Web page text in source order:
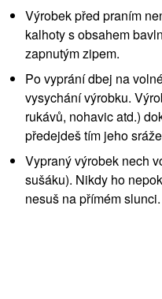
Výrobek před praním
kalhoty s obsahem
zapnutým zipem.
Po vyprání dbej na
vysychání výrobku.
rukávů, nohavic atd.)
předejdeš tím jeho
Vypraný výrobek nech
sušáku). Nikdy ho
nesuš na přímém slunci.